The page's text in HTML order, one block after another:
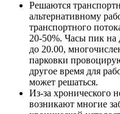
Решаются
альтернативному
транспортного
20-50%. Часы пик на
до 20.00,
парковки
другое время для
может решаться.
Из-за хронического
возникают многие